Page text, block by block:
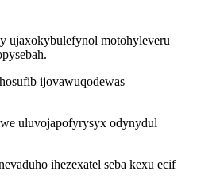
ujaxokybulefynol motohyleveru
ijovawuqodewas
uluvojapofyrysyx odynydul
ihezexatel seba kexu ecif